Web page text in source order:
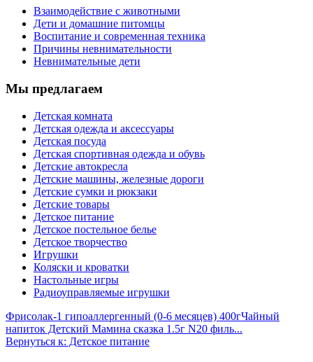
Взаимодействие с животными
Дети и домашние питомцы
Воспитание и современная техника
Причины невнимательности
Невнимательные дети
Мы предлагаем
Детская комната
Детская одежда и аксессуары
Детская посуда
Детская спортивная одежда и обувь
Детские автокресла
Детские машины, железные дороги
Детские сумки и рюкзаки
Детские товары
Детское питание
Детское постельное белье
Детское творчество
Игрушки
Коляски и кроватки
Настольные игры
Радиоуправляемые игрушки
Фрисолак-1 гипоаллергенный (0-6 месяцев) 400гЧайный
напиток Детский Мамина сказка 1.5г N20 филь...
Вернуться к: Детское питание